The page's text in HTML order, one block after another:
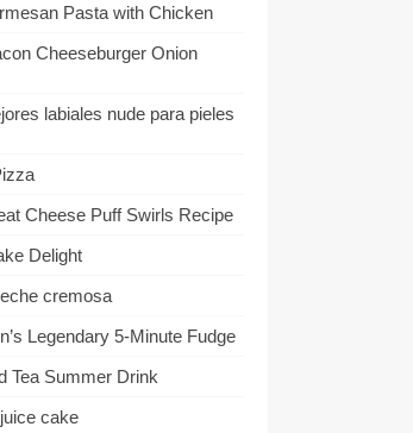
Pasta with Chicken
Cheeseburger Onion
labiales nude para pieles
Cheese Puff Swirls Recipe
Delight
cremosa
Legendary 5-Minute Fudge
Tea Summer Drink
cake